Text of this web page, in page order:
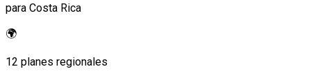
para Costa Rica
🌍
12 planes regionales